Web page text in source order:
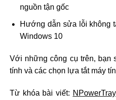
nguồn tận gốc
Hướng dẫn sửa lỗi không
Windows 10
Với những công cụ trên, bạn
tính và các chọn lựa tắt máy
Từ khóa bài viết: